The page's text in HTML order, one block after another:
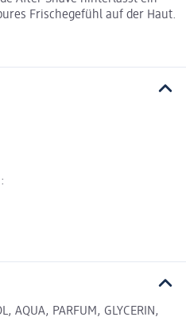
Frischegefühl auf der Haut.
AQUA, PARFUM, GLYCERIN,